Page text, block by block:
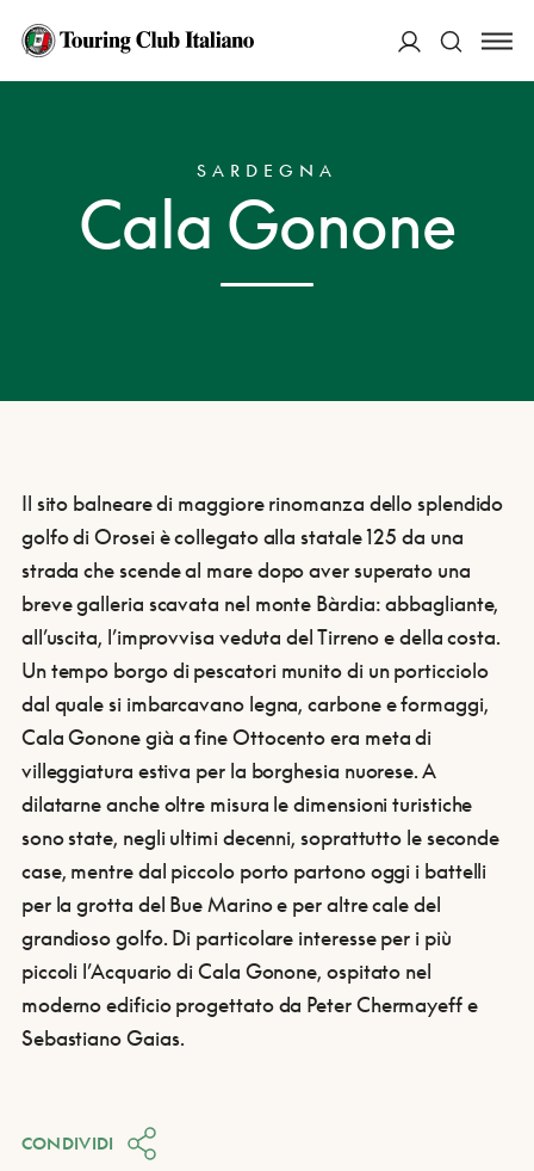
HOME
SARDEGNA
Cala Gonone
Il sito balneare di maggiore rinomanza dello splendido
golfo di Orosei è collegato alla statale 125 da una
strada che scende al mare dopo aver superato una
breve galleria scavata nel monte Bàrdia: abbagliante,
all’uscita, l’improvvisa veduta del Tirreno e della costa.
Un tempo borgo di pescatori munito di un porticciolo
dal quale si imbarcavano legna, carbone e formaggi,
Cala Gonone già a fine Ottocento era meta di
villeggiatura estiva per la borghesia nuorese. A
dilatarne anche oltre misura le dimensioni turistiche
sono state, negli ultimi decenni, soprattutto le seconde
case, mentre dal piccolo porto partono oggi i battelli
per la grotta del Bue Marino e per altre cale del
grandioso golfo. Di particolare interesse per i più
piccoli l’Acquario di Cala Gonone, ospitato nel
moderno edificio progettato da Peter Chermayeff e
Sebastiano Gaias.
CONDIVIDI